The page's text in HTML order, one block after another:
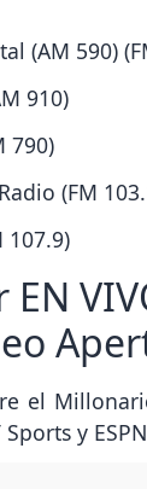
(AM 590)
910)
790)
(FM
107.9)
EN
el
y